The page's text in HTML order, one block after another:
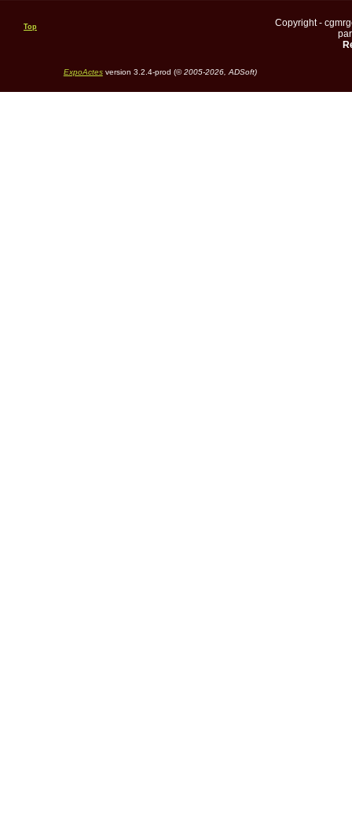
Top
Copyright -
ExpoActesversion 3.2.4-prod (©2005-2026, ADSoft)